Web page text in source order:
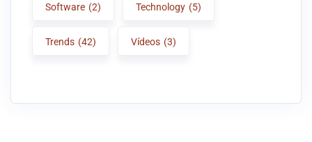
Software (2) Technology (5)
Trends (42) Vídeos (3)